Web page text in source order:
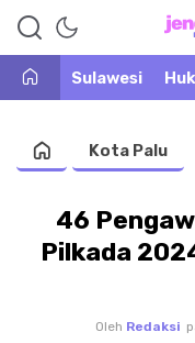
Warta
Sulawesi
Kota Palu
46
Pilkada
Oleh Redaksi